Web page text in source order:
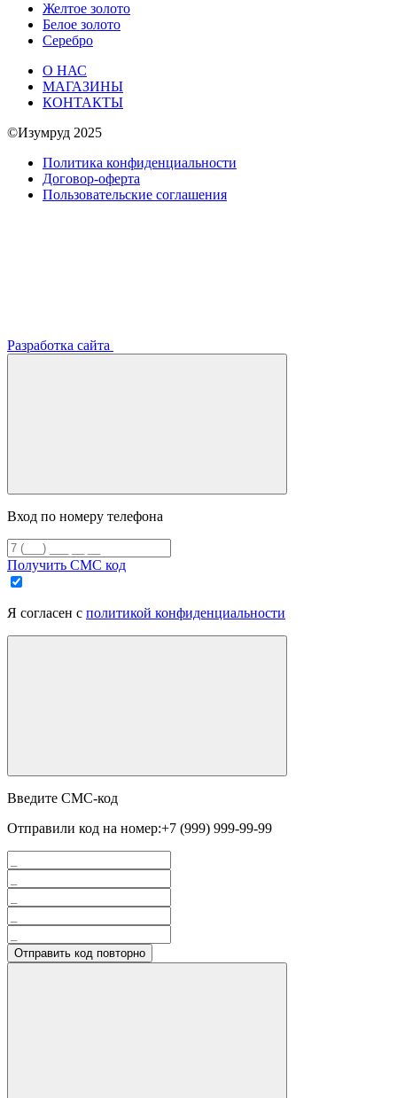
Желтое золото
Белое золото
Серебро
О НАС
МАГАЗИНЫ
КОНТАКТЫ
©Изумруд 2025
Политика конфиденциальности
Договор-оферта
Пользовательские соглашения
Разработка сайта
Вход по номеру телефона
Получить СМС код
Я согласен с политикой конфиденциальности
Введите СМС-код
Отправили код на номер:+7 (999) 999-99-99
Отправить код повторно